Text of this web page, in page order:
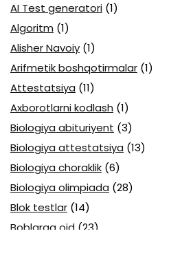
AI Test generatori (1)
Algoritm (1)
Alisher Navoiy (1)
Arifmetik boshqotirmalar (1)
Attestatsiya (11)
Axborotlarni kodlash (1)
Biologiya abituriyent (3)
Biologiya attestatsiya (13)
Biologiya choraklik (6)
Biologiya olimpiada (28)
Blok testlar (14)
Boblarga oid (23)